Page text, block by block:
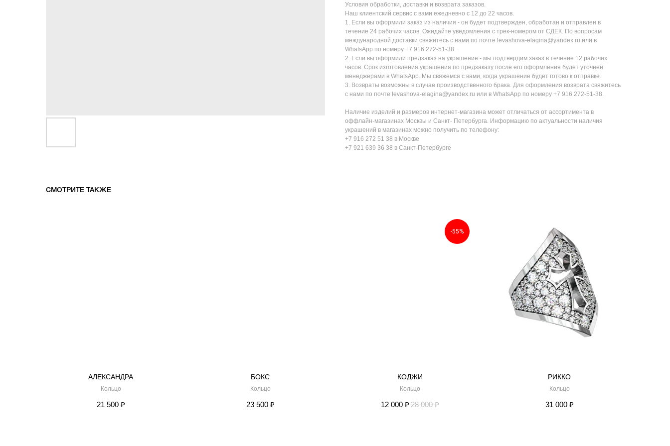
Условия обработки, доставки и возврата заказов.
Наш клиентский сервис с вами ежедневно с 12 до 22 часов.
1. Если вы оформили заказ из наличия - он будет подтвержден, обработан и отправлен в
течение 24 рабочих часов. Ожидайте уведомления с трек-номером от СДЕК. По вопросам
международной доставки свяжитесь с нами по почте levashova-elagina@yandex.ru или в
WhatsApp по номеру +7 916 272-51-38.
2. Если вы оформили предзаказ на украшение - мы подтвердим заказ в течение 12 рабочих
часов. Срок изготовления украшения по предзаказу после его оформления будет уточнен
менеджерами в WhatsApp. Мы свяжемся с вами, когда украшение будет готово к отправке.
3. Возвраты возможны в случае производственного брака. Для оформления возврата свяжитесь
с нами по почте levashova-elagina@yandex.ru или в WhatsApp по номеру +7 916 272-51-38.
Наличие изделий и размеров интернет-магазина может отличаться от ассортимента в
оффлайн-магазинах Москвы и Санкт- Петербурга. Информацию по актуальности наличия
украшений в магазинах можно получить по телефону:
+7 916 272 51 38 в Москве
+7 921 639 36 38 в Санкт-Петербурге
СМОТРИТЕ ТАКЖЕ
АЛЕКСАНДРА
Кольцо
21 500 ₽
БОКС
Кольцо
23 500 ₽
-55%
КОДЖИ
Кольцо
12 000 ₽ 28 000 ₽
РИККО
Кольцо
31 000 ₽